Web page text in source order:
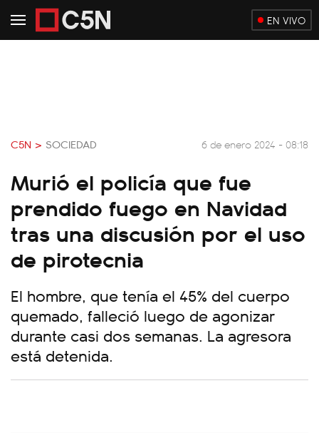
EN VIVO
C5N > SOCIEDAD 6 de enero 2024 - 08:18
Murió el policía que fue
prendido fuego en Navidad
tras una discusión por el uso
de pirotecnia
El hombre, que tenía el 45% del cuerpo
quemado, falleció luego de agonizar
durante casi dos semanas. La agresora
está detenida.